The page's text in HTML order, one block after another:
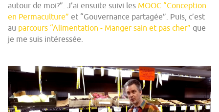
autour de moi?”. J’ai ensuite suivi les MOOC “Conception
en Permaculture” et “Gouvernance partagée”. Puis, c’est
au parcours “Alimentation - Manger sain et pas cher” que
je me suis intéressée.
ressource_du_parcours_-